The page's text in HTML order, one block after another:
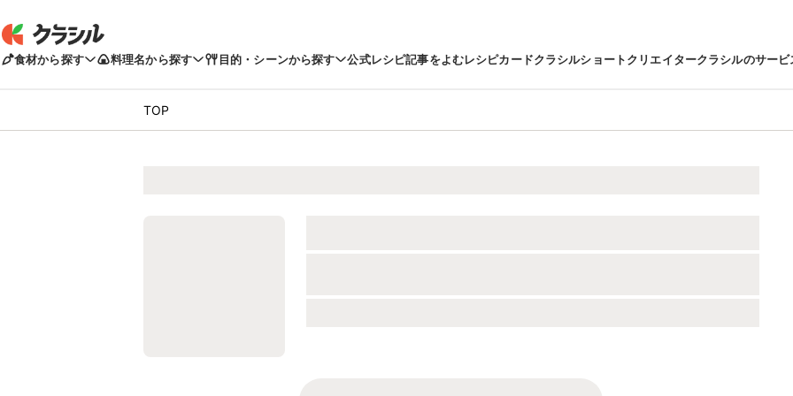
食材から探す 料理名から探す 目的・シーンから探す 公式レシピ記事をよむレシピカードクラシルショートクリエイタークラシルのサービ
TOP